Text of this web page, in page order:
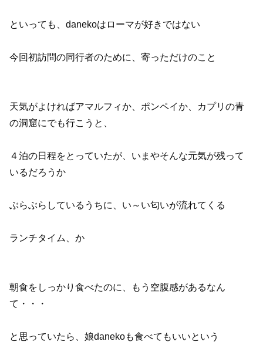
といっても、danekoはローマが好きではない
今回初訪問の同行者のために、寄っただけのこと
天気がよければアマルフィか、ポンペイか、カプリの青
の洞窟にでも行こうと、
４泊の日程をとっていたが、いまやそんな元気が残って
いるだろうか
ぶらぶらしているうちに、い～い匂いが流れてくる
ランチタイム、か
朝食をしっかり食べたのに、もう空腹感があるなん
て・・・
と思っていたら、娘danekoも食べてもいいという